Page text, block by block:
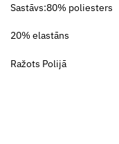
Sastāvs:80% poliesters
20% elastāns
Ražots Polijā